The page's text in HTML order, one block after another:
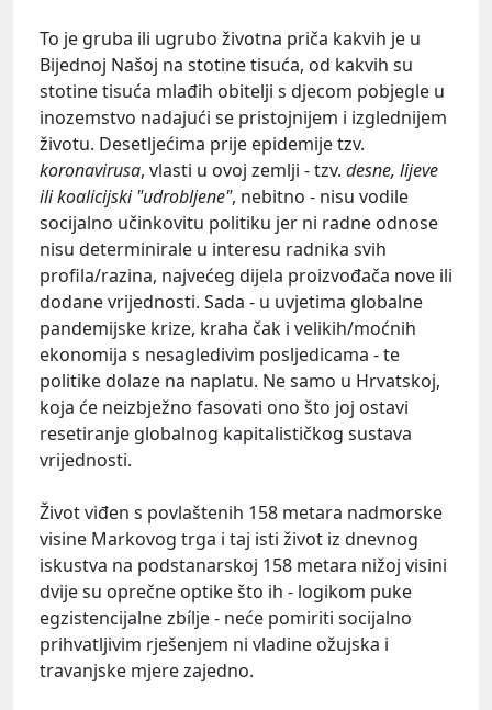
To je gruba ili ugrubo životna priča kakvih je u
Bijednoj Našoj na stotine tisuća, od kakvih su
stotine tisuća mlađih obitelji s djecom pobjegle u
inozemstvo nadajući se pristojnijem i izglednijem
životu. Desetljećima prije epidemije tzv.
koronavirusa, vlasti u ovoj zemlji - tzv. desne, lijeve
ili koalicijski "udrobljene", nebitno - nisu vodile
socijalno učinkovitu politiku jer ni radne odnose
nisu determinirale u interesu radnika svih
profila/razina, najvećeg dijela proizvođača nove ili
dodane vrijednosti. Sada - u uvjetima globalne
pandemijske krize, kraha čak i velikih/moćnih
ekonomija s nesagledivim posljedicama - te
politike dolaze na naplatu. Ne samo u Hrvatskoj,
koja će neizbježno fasovati ono što joj ostavi
resetiranje globalnog kapitalističkog sustava
vrijednosti.
Život viđen s povlaštenih 158 metara nadmorske
visine Markovog trga i taj isti život iz dnevnog
iskustva na podstanarskoj 158 metara nižoj visini
dvije su oprečne optike što ih - logikom puke
egzistencijalne zbílje - neće pomiriti socijalno
prihvatljivim rješenjem ni vladine ožujska i
travanjske mjere zajedno.